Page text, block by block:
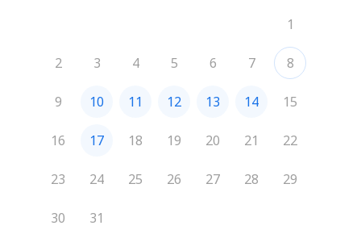
1
2 3 4 5 6 7 8
9 10 11 12 13 14 15
16 17 18 19 20 21 22
23 24 25 26 27 28 29
30 31